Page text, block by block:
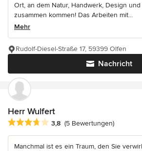
Ort, an dem Natur, Handwerk, Design
zusammen kommen! Das Arbeiten mit...
Mehr
Nachricht
Rudolf-Diesel-Straße 17, 59399 Olfen
Herr Wulfert
Durchschnittliche Bewertung: 3.8 von 5
3,8 (5 Bewertungen)
Manchmal ist es ein Traum, den Sie